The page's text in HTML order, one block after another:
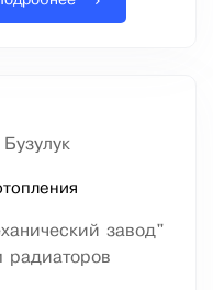
завод"
радиаторов